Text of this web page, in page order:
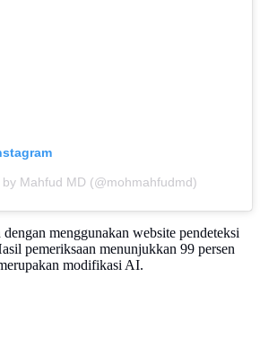
Mahfud MD (@mohmahfudmd)
menggunakan website pendeteksi
pemeriksaan menunjukkan 99 persen
modifikasi AI.